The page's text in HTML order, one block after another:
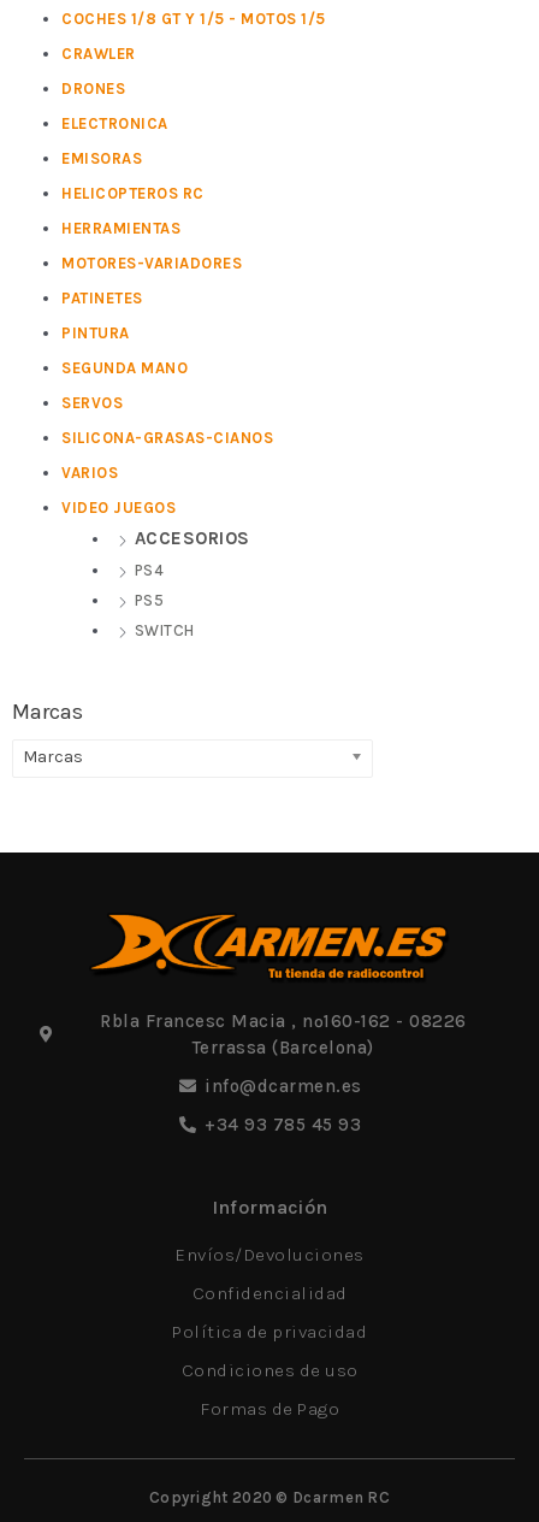
COCHES 1/8 GT Y 1/5 - MOTOS 1/5
CRAWLER
DRONES
ELECTRONICA
EMISORAS
HELICOPTEROS RC
HERRAMIENTAS
MOTORES-VARIADORES
PATINETES
PINTURA
SEGUNDA MANO
SERVOS
SILICONA-GRASAS-CIANOS
VARIOS
VIDEO JUEGOS
ACCESORIOS
PS4
PS5
SWITCH
Marcas
Marcas
Rbla Francesc Macia , nº160-162 - 08226
Terrassa (Barcelona)
info@dcarmen.es
+34 93 785 45 93
Información
Envíos/Devoluciones
Confidencialidad
Política de privacidad
Condiciones de uso
Formas de Pago
Copyright 2020 © Dcarmen RC